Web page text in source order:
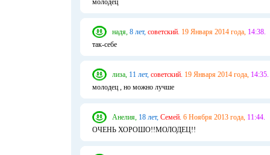
молодец
надя, 8 лет, советский. 19 Января 2014 года, 14:38.
так-себе
лиза, 11 лет, советский. 19 Января 2014 года, 14:35.
молодец , но можно лучше
Анелия, 18 лет, Семей. 6 Ноября 2013 года, 11:44.
ОЧЕНЬ ХОРОШО!!МОЛОДЕЦ!!